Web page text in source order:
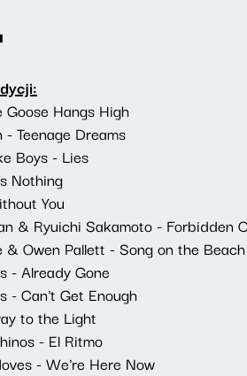
Goose Hangs High
Teenage Dreams
Boys - Lies
Nothing
You
& Ryuichi Sakamoto - Forbidden
& Owen Pallett - Song on the
- Already Gone
- Can't Get Enough
to the Light
- El Ritmo
- We're Here Now